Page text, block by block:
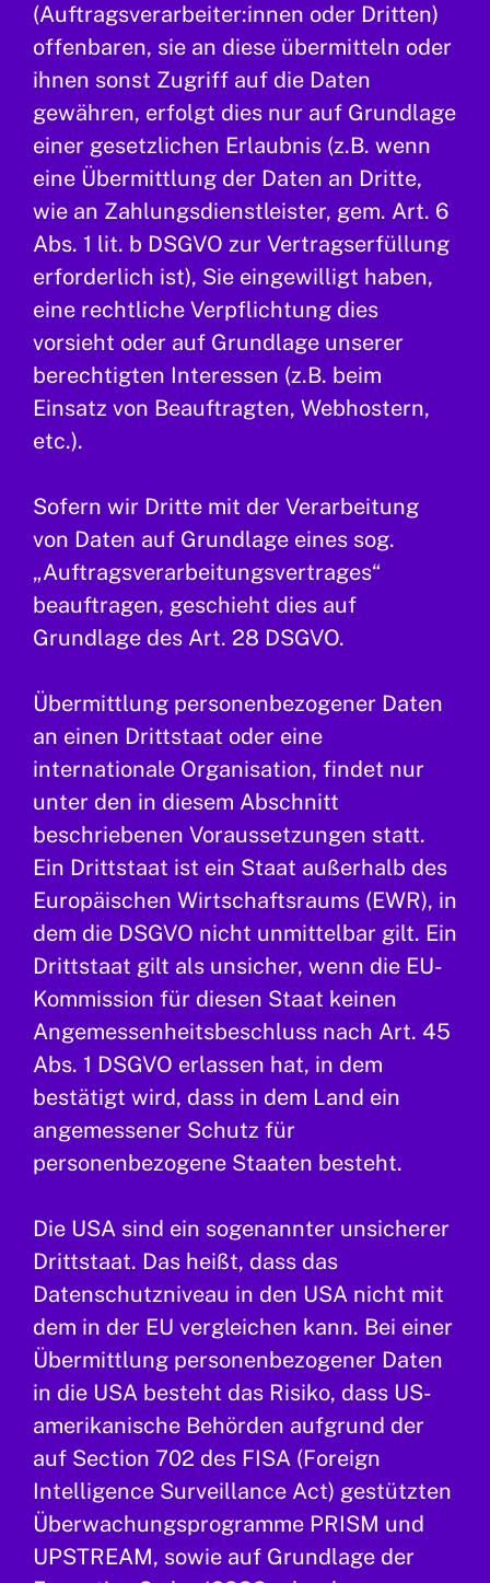
(Auftragsverarbeiter:innen oder Dritten)
offenbaren, sie an diese übermitteln oder
ihnen sonst Zugriff auf die Daten
gewähren, erfolgt dies nur auf Grundlage
einer gesetzlichen Erlaubnis (z.B. wenn
eine Übermittlung der Daten an Dritte,
wie an Zahlungsdienstleister, gem. Art. 6
Abs. 1 lit. b DSGVO zur Vertragserfüllung
erforderlich ist), Sie eingewilligt haben,
eine rechtliche Verpflichtung dies
vorsieht oder auf Grundlage unserer
berechtigten Interessen (z.B. beim
Einsatz von Beauftragten, Webhostern,
etc.).
Sofern wir Dritte mit der Verarbeitung
von Daten auf Grundlage eines sog.
„Auftragsverarbeitungsvertrages“
beauftragen, geschieht dies auf
Grundlage des Art. 28 DSGVO.
Übermittlung personenbezogener Daten
an einen Drittstaat oder eine
internationale Organisation, findet nur
unter den in diesem Abschnitt
beschriebenen Voraussetzungen statt.
Ein Drittstaat ist ein Staat außerhalb des
Europäischen Wirtschaftsraums (EWR), in
dem die DSGVO nicht unmittelbar gilt. Ein
Drittstaat gilt als unsicher, wenn die EU-
Kommission für diesen Staat keinen
Angemessenheitsbeschluss nach Art. 45
Abs. 1 DSGVO erlassen hat, in dem
bestätigt wird, dass in dem Land ein
angemessener Schutz für
personenbezogene Staaten besteht.
Die USA sind ein sogenannter unsicherer
Drittstaat. Das heißt, dass das
Datenschutzniveau in den USA nicht mit
dem in der EU vergleichen kann. Bei einer
Übermittlung personenbezogener Daten
in die USA besteht das Risiko, dass US-
amerikanische Behörden aufgrund der
auf Section 702 des FISA (Foreign
Intelligence Surveillance Act) gestützten
Überwachungsprogramme PRISM und
UPSTREAM, sowie auf Grundlage der